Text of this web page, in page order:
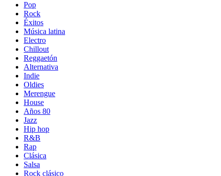
Pop
Rock
Éxitos
Música latina
Electro
Chillout
Reggaetón
Alternativa
Indie
Oldies
Merengue
House
Años 80
Jazz
Hip hop
R&B
Rap
Clásica
Salsa
Rock clásico